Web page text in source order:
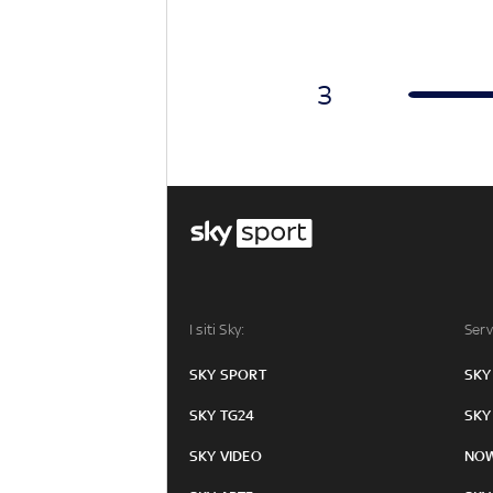
3
I siti Sky:
SKY SPORT
SKY TG24
SKY VIDEO